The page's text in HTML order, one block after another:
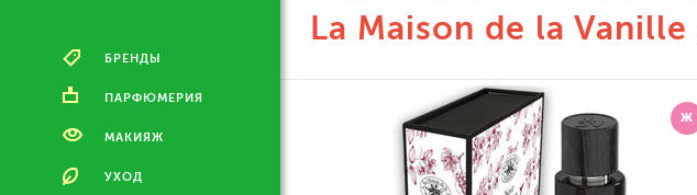
БРЕНДЫ
ПАРФЮМЕРИЯ
МАКИЯЖ
УХОД
La Maison de la Vanille
Ж